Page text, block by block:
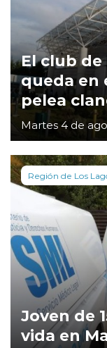
El club de
queda en
pelea
Martes 4 de
Región de Los
Joven de
vida en